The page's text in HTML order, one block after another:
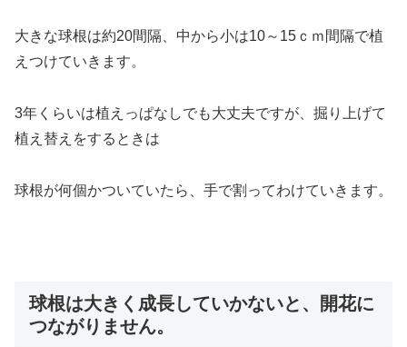
大きな球根は約20間隔、中から小は10～15ｃｍ間隔で植
えつけていきます。
3年くらいは植えっぱなしでも大丈夫ですが、掘り上げて
植え替えをするときは
球根が何個かついていたら、手で割ってわけていきます。
球根は大きく成長していかないと、開花に
つながりません。